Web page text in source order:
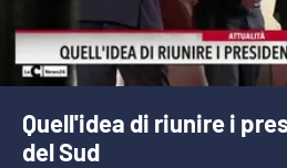
Quell'idea di riunire i
del Sud